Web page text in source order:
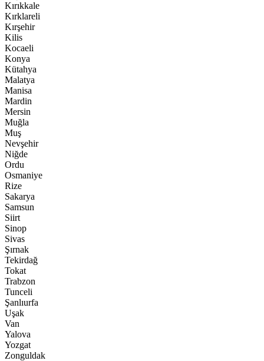
Kırıkkale
Kırklareli
Kırşehir
Kilis
Kocaeli
Konya
Kütahya
Malatya
Manisa
Mardin
Mersin
Muğla
Muş
Nevşehir
Niğde
Ordu
Osmaniye
Rize
Sakarya
Samsun
Siirt
Sinop
Sivas
Şırnak
Tekirdağ
Tokat
Trabzon
Tunceli
Şanlıurfa
Uşak
Van
Yalova
Yozgat
Zonguldak